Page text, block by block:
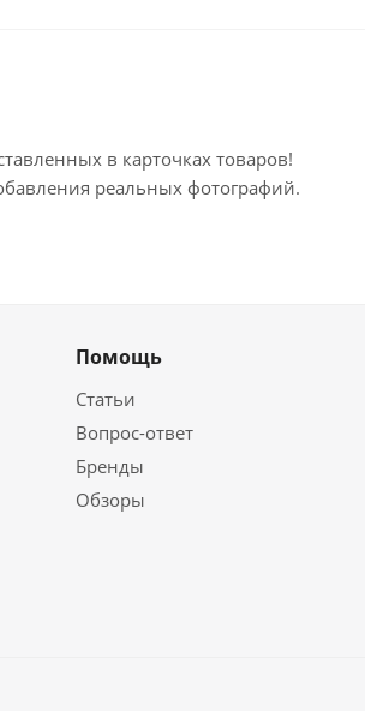
в карточках товаров!
реальных фотографий.
Помощь
Статьи
Вопрос-ответ
Бренды
Обзоры